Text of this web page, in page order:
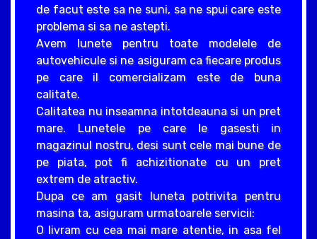
de facut este sa ne suni, sa ne spui care este
problema si sa ne astepti.
Avem lunete pentru toate modelele de
autovehicule si ne asiguram ca fiecare produs
pe care il comercializam este de buna
calitate.
Calitatea nu inseamna intotdeauna si un pret
mare. Lunetele pe care le gasesti in
magazinul nostru, desi sunt cele mai bune de
pe piata, pot fi achizitionate cu un pret
extrem de atractiv.
Dupa ce am gasit luneta potrivita pentru
masina ta, asiguram urmatoarele servicii:
O livram cu cea mai mare atentie, in asa fel